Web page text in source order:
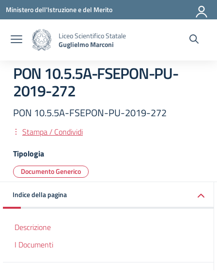
Vai ai contenuti
Vai al menu di navigazione
Vai al footer
Ministero dell'Istruzione e del Merito
Liceo Scientifico Statale
Guglielmo Marconi
PON 10.5.5A-FSEPON-PU-
2019-272
PON 10.5.5A-FSEPON-PU-2019-272
Stampa / Condividi
Tipologia
Documento Generico
Indice della pagina
Descrizione
I Documenti